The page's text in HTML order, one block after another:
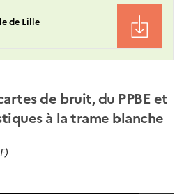
de Lille
de bruit, du PPBE et
à la trame blanche